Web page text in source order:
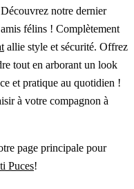
notre dernier
félins ! Complètement
allie style et sécurité. Offrez
tout en arborant un look
et pratique au quotidien !
à votre compagnon à
page principale pour
Puces!